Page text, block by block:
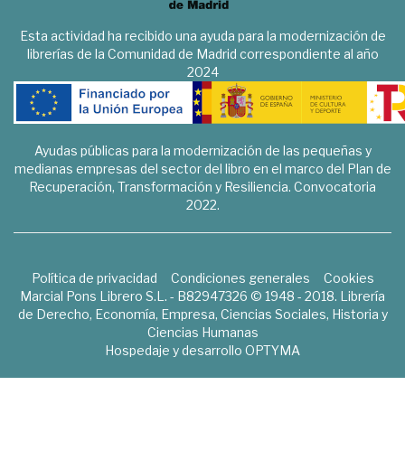
Esta actividad ha recibido una ayuda para la modernización de
librerías de la Comunidad de Madrid correspondiente al año
2024
Ayudas públicas para la modernización de las pequeñas y
medianas empresas del sector del libro en el marco del Plan de
Recuperación, Transformación y Resiliencia. Convocatoria
2022.
Política de privacidad Condiciones generales
Cookies
Marcial Pons Librero S.L. - B82947326 © 1948 - 2018. Librería
de Derecho, Economía, Empresa, Ciencias Sociales, Historia y
Ciencias Humanas
Hospedaje y desarrollo OPTYMA